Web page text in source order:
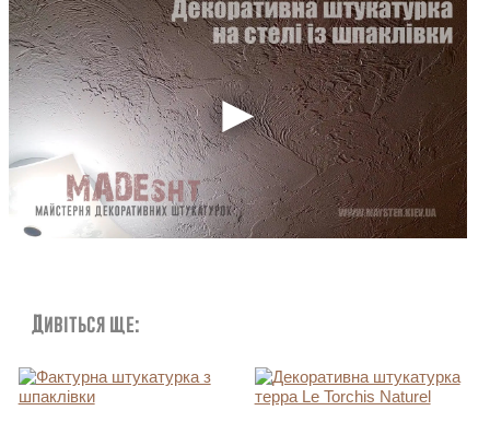
Дивіться ще: